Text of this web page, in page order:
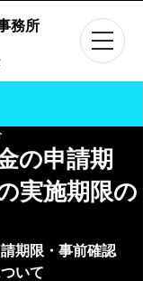
務所
の申請期
実施期限の
期限・事前確認
いて